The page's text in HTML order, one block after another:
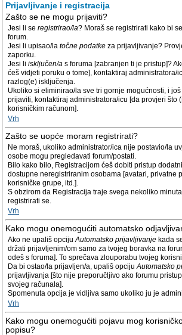
Prijavljivanje i registracija
Zašto se ne mogu prijaviti?
Jesi li se registrirao/la? Moraš se registrirati kako bi
forum.
Jesi li upisao/la točne podatke za prijavljivanje?
zaporku.
Jesi li isključen/a s foruma [zabranjen ti je pristup]?
ćeš vidjeti poruku o tome], kontaktiraj administratora/
razlog(e) isključenja.
Ukoliko si eliminirao/la sve tri gornje mogućnosti, i
prijaviti, kontaktiraj administratora/icu [da provjeri što
korisničkim računom].
Vrh
Zašto se uopće moram registrirati?
Ne moraš, ukoliko administrator/ica nije postavio/la
osobe mogu pregledavati forum/postati.
Bilo kako bilo, Registracijom ćeš dobiti pristup
dostupne neregistriranim osobama [avatari, privatne
korisničke grupe, itd.].
S obzirom da Registracija traje svega nekoliko
registrirati se.
Vrh
Kako mogu onemogućiti automatsko
Ako ne upališ opcijuAutomatsko prijavljivanje kada
držati prijavljenim/om samo za tvojeg boravka na
odeš s foruma]. To sprečava zlouporabu tvojeg
Da bi ostao/la prijavljen/a, upališ opcijuAutomatsko
prijavljivanja [što nije preporučljivo ako forumu
svojeg računala].
Spomenuta opcija je vidljiva samo ukoliko ju je
Vrh
Kako mogu onemogućiti pojavu mog
popisu?